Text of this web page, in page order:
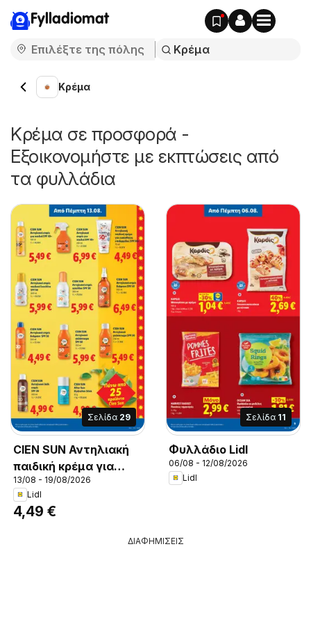
Fylladiomat
Κρέμα
Κρέμα σε προσφορά -
Εξοικονομήστε με εκπτώσεις από
τα φυλλάδια
Σελίδα 29
CIEN SUN Αντηλιακή
παιδική κρέμα για
ευαίσθητες
επιδερμίδες SPF 50+,
Αντηλιακή παιδική
13/08 - 19/08/2026
Lidl
4,49 €
Σελίδα 11
Φυλλάδιο Lidl
06/08 - 12/08/2026
Lidl
ΔΙΑΦΗΜΙΣΕΙΣ